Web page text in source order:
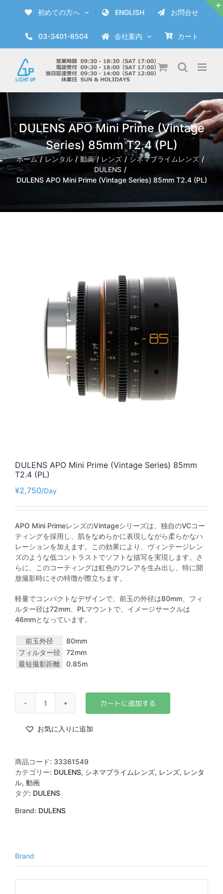
初めての方へ ENGLISH お問合せ
03-3401-8504 会社案内 カート
DULENS APO Mini Prime (Vintage
Series) 85mm T2.4 (PL)
ホーム レンタル 動画 レンズ
シネマプライムレンズ
DULENS
DULENS APO Mini Prime (Vintage Series) 85mm T2.4 (PL)
DULENS APO Mini Prime (Vintage Series) 85mm
T2.4 (PL)
¥2,750
APO Mini PrimeレンズのVintageシリーズは、独自のVCコー
ティングを採用し、肌をなめらかに表現しながら柔らかなハ
レーションを加えます。この効果により、ヴィンテージレン
ズのような低コントラストでソフトな描写を実現します。さ
らに、このコーティングは虹色のフレアを生み出し、特に開
放撮影時にその特徴が際立ちます。
軽量でコンパクトなデザインで、前玉の外径は80mm、フィ
ルター径は72mm、PLマウントで、イメージサークルは
46mmとなっています。
前玉外径
80mm
フィルター径
72mm
最短撮影距離
0.85m
DULENS
Mini
Series)
85mm
(PL)
お気に入りに追加
商品コード: 33361549
カテゴリー: DULENS, シネマプライムレンズ, レンズ, レンタ
ル, 動画
タグ: DULENS
Brand: DULENS
Brand